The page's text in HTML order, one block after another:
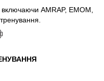
включаючи AMRAP, EMOM,